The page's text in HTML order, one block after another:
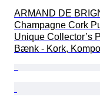
ARMAND DE
Champagne Cork
Unique Collector’s
Bænk - Kork,